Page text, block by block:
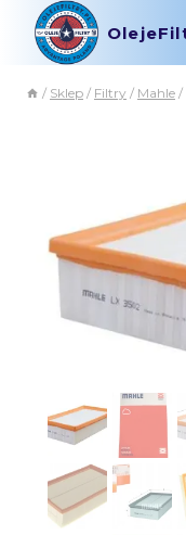
/ Sklep / Filtry / Mahle /